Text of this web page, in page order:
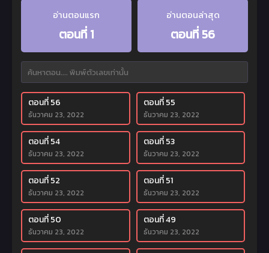
อ่านตอนแรก
ตอนที่ 1
อ่านตอนล่าสุด
ตอนที่ 56
ตอนที่ 56
ธันวาคม 23, 2022
ตอนที่ 55
ธันวาคม 23, 2022
ตอนที่ 54
ธันวาคม 23, 2022
ตอนที่ 53
ธันวาคม 23, 2022
ตอนที่ 52
ธันวาคม 23, 2022
ตอนที่ 51
ธันวาคม 23, 2022
ตอนที่ 50
ธันวาคม 23, 2022
ตอนที่ 49
ธันวาคม 23, 2022